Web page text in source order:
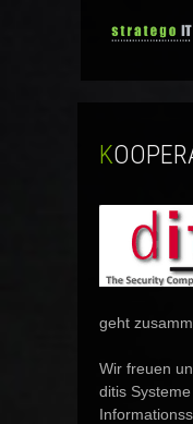
geht
Wir freuen
ditis